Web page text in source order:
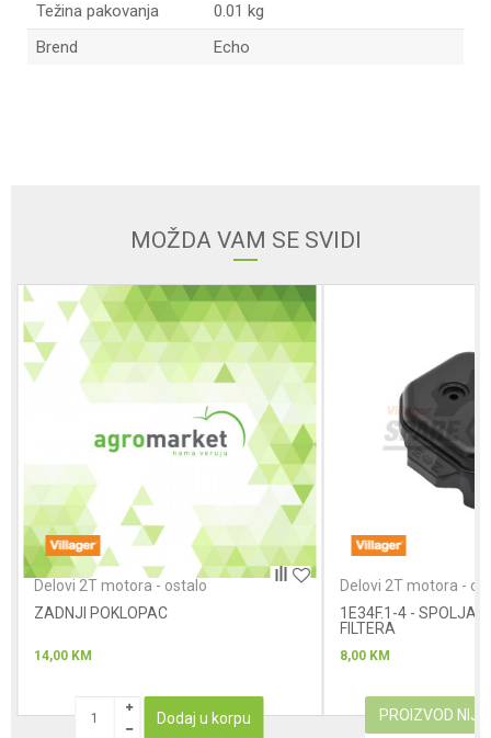
Težina pakovanja
0.01 kg
Brend
Echo
Poruka
Anti-spam zaštita - izračunajte koliko je 4 + 1 :
POŠALJI
MOŽDA VAM SE SVIDI
Delovi 2T motora - ostalo
ZADNJI POKLOPAC
14,00 KM
Dodaj u korpu
Delovi 2T motora -
1E34F.1-4 -
FILTERA
8,00 KM
PROIZVOD